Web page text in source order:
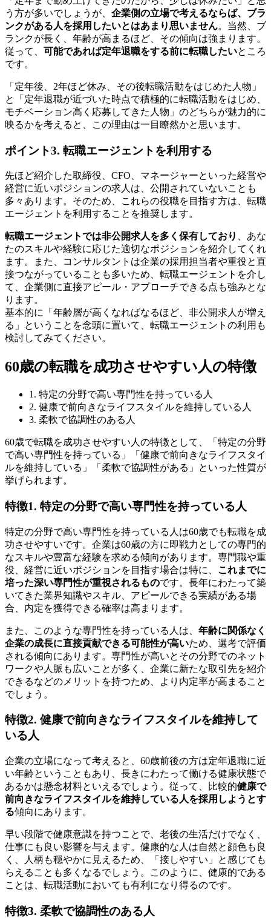
う方が多いでしょうが、 企業側の立場で考えるならば、ブラ
ンクがある人を採用したいとはあまり思いません。当然、ブ
ランクが長く、年齢が高まるほど、その傾向は強まります。
従って、 可能であれば定年退職をする前に転職したいところ
です。
「定年後、2年ほど休み、その後転職活動をはじめた人物」
と「定年退職が近づいた時点で積極的に転職活動をはじめ、
モチベーション高く応募してきた人物」のどちらが魅力的に
映るかを考えると、この理由は一目瞭然かと思います。
ポイント3. 転職エージェントを利用する
先ほど紹介した取締役、CFO、マネージャーといった経営や
経営に近いポジションの求人は、公開されていないことも
多々あります。そのため、これらの役職を目指す方は、転職
エージェントを利用することを推奨します。
転職エージェントでは非公開求人を多く保有しており
、あな
たのスキルや経験に応じた適切なポジションを紹介してくれ
ます。また、コンサルタントは企業の採用担当者や重役と直
接つながっていることも多いため、転職エージェントを介し
て、企業側に直接アピール・アプローチできる点も強みとな
ります。
基本的に「年齢層が高くなればなるほど、非公開求人が増え
る」ということを念頭に置いて、転職エージェントの利用も
検討してみてください。
60歳の転職を成功させやすい人の特徴
1. 特定の分野で高い専門性を持っている人
2. 健康で前向きなライフスタイルを維持している人
3. 柔軟で協調性のある人
60歳で転職を成功させやすい人の特徴として、「特定の分野
で高い専門性を持っている」「健康で前向きなライフスタイ
ルを維持している」「柔軟で協調性がある」といった性質が
挙げられます。
特徴1. 特定の分野で高い専門性を持っている人
特定の分野で高い専門性を持っている人は60歳でも転職を成
功させやすいです。企業は60歳の方に即戦力としての専門的
なスキルや豊富な経験を求める傾向があります。専門職や重
役、経営に近いポジションを目指す場合は特に、 これまでに
培った深い専門性が重視されるものです。長年にわたって築
いてきた業界知識やスキル、アピールできる実績がある場
合、内定を獲得できる確率は高まります。
また、このような専門性を持っている人は、 年齢に関係なく
企業の成長に直接貢献できる可能性が高いため、選考で評価
される傾向にあります。専門性が高いとその分野でのネット
ワークや人脈も広いことが多く、企業に新たな取引先を紹介
できるなどのメリットを持つため、より内定率が高まること
でしょう。
特徴2. 健康で前向きなライフスタイルを維持して
いる人
企業の立場になって考えると、60歳前後の方は定年退職に近
い年齢ということもあり、長きにわたって働ける健康状態で
あるかは懸念材料といえるでしょう。従って、比較的健康で
前向きなライフスタイルを維持している人を採用しようとす
る傾向にあります。
早い段階で健康意識を持つことで、老後の生活だけでなく、
仕事にも良い影響を与えます。健康的な人は自然と顔色も良
く、人柄も穏やかに見えるため、「接しやすい」と感じても
らえることも多くなるでしょう。このように、健康的である
ことは、転職活動においても有利になり得るのです。
特徴3. 柔軟で協調性のある人